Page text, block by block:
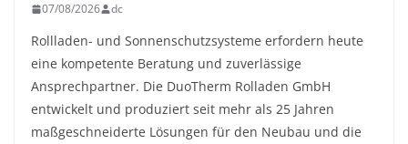
07/08/2026 dc
Rollladen- und Sonnenschutzsysteme erfordern heute
eine kompetente Beratung und zuverlässige
Ansprechpartner. Die DuoTherm Rolladen GmbH
entwickelt und produziert seit mehr als 25 Jahren
maßgeschneiderte Lösungen für den Neubau und die